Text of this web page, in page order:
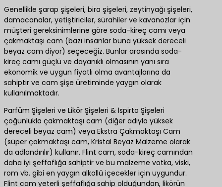
Genellikle şarap şişeleri, bira şişeleri, zeytinyağı şişeleri,
damacanalar, yetiştiriciler, sürahiler ve kavanozlar için
müşteri gereksinimlerine göre soda-kireç camı veya
çakmaktaşı cam (bazı insanlar buna yüksek dereceli
beyaz cam diyor) seçeceğiz. Bunlar arasında soda-
kireç camı güçlü ve dayanıklı olmasının yanı sıra
ekonomik ve uygun fiyatlı olma avantajlarına da
sahiptir ve cam şişe üretiminde yaygın olarak
kullanılmaktadır.
Parfüm Şişeleri ve Likör Şişeleri & İspirto Şişeleri
çoğunlukla çakmaktaşı cam (diğer adıyla yüksek
dereceli beyaz cam) veya Ekstra Çakmaktaşı Cam
(süper çakmaktaşı cam, Kristal Beyaz Malzeme olarak
da adlandırılır) kullanır. Flint cam, soda-kireç camından
daha iyi şeffaflığa sahiptir ve bu malzeme votka, viski,
rom vb. gibi en yaygın alkollü içecekler için uygundur.
Flint cam yeterli şeffaflığa sahip olduğundan, likörün